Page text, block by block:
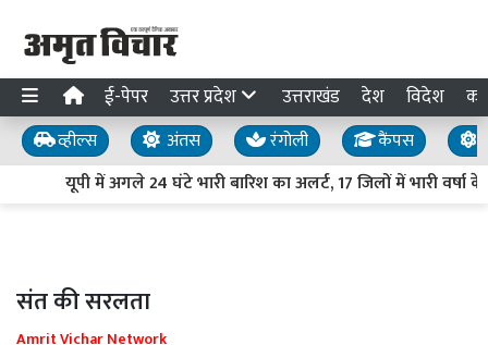
ई-पेपर उत्तर प्रदेश उत्तराखंड देश विदेश
व्हील्स अंतस रंगोली कैंपस
यूपी में अगले 24 घंटे भारी बारिश का अलर्ट, 17 जिलों में भारी
संत की सरलता
Amrit Vichar Network